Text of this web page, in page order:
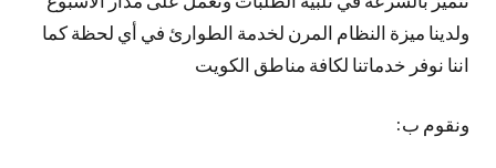
ولدينا ميزة النظام المرن لخدمة الطوارئ في أي لحظة كما
اننا نوفر خدماتنا لكافة مناطق الكويت
ونقوم ب: